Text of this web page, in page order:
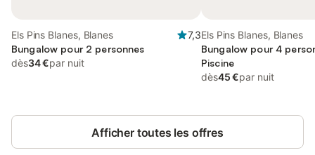
Els Pins Blanes, Blanes
7,3
Bungalow pour 2 personnes
dès34 €par nuit
Els Pins Blanes, Blanes
Bungalow pour 4
Piscine
dès45 €par nuit
Afficher toutes les offres